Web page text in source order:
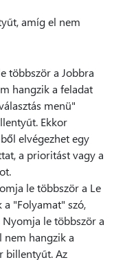
amíg el nem
többször a Jobbra
hangzik a feladat
menü"
Ekkor
elvégezhet egy
a prioritást vagy a
le többször a Le
"Folyamat" szó,
le többször a
nem hangzik a
billentyűt. Az